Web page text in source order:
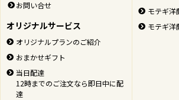
お問い合せ
オリジナルサービス
オリジナルプランのご紹介
おまかせギフト
当日配達
12時までのご注文なら即日中に配
達
モテギ洋
モテギ洋